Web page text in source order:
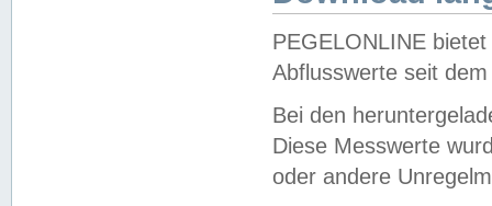
PEGELONLINE
Abflusswerte seit
Bei den
Diese Messwerte
oder andere